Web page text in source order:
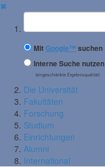
✖
Suchbegriff
MitGoogle™ suchen
Interne Suche nutzen
(eingeschränkte Ergebnisqualität)
Die Universität
Fakultäten
Forschung
Studium
Einrichtungen
Alumni
International